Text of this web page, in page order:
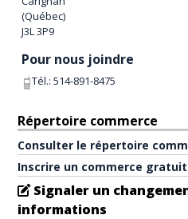
(Québec)
J3L 3P9
Pour nous joindre
Tél.:514-891-8475
Répertoire commerce
Consulter le répertoire
Inscrire un commerce
Signaler un
informations